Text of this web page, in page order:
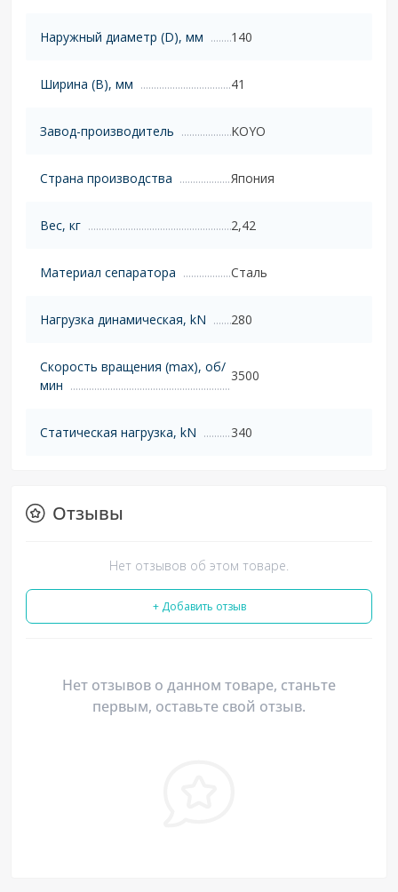
Наружный диаметр (D), мм 140
Ширина (B), мм 41
Завод-производитель KOYO
Страна производства Япония
Вес, кг 2,42
Материал сепаратора Сталь
Нагрузка динамическая, kN 280
Скорость вращения (max), об/
мин
3500
Статическая нагрузка, kN 340
Отзывы
Нет отзывов об этом товаре.
+ Добавить отзыв
Нет отзывов о данном товаре, станьте
первым, оставьте свой отзыв.